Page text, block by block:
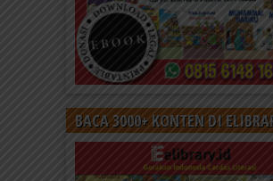
BACA 3000+ KONTEN DI